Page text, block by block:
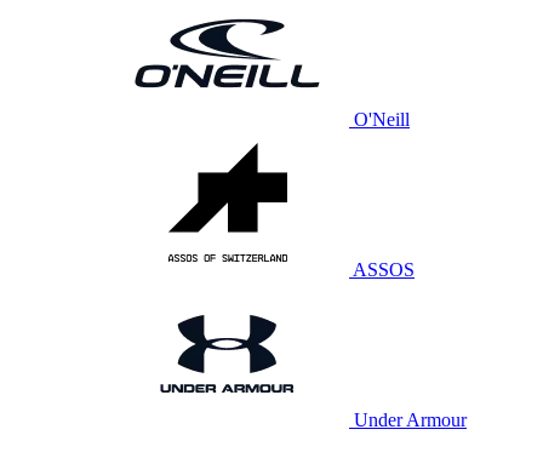
O'Neill
ASSOS
Under Armour